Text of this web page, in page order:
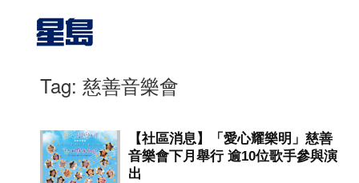
Tag: 慈善音樂會
【社區消息】「愛⼼耀樂明」慈善
⾳樂會下月舉行 逾10位歌手參與演
出